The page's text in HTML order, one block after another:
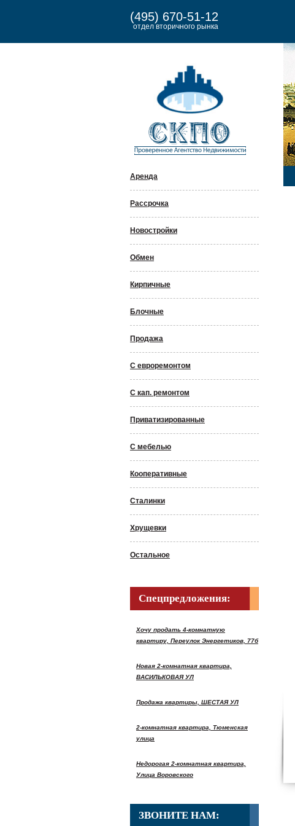
(495) 670-51-12
отдел вторичного рынка
Аренда
Рассрочка
Новостройки
Обмен
Кирпичные
Блочные
Продажа
С евроремонтом
С кап. ремонтом
Приватизированные
С мебелью
Кооперативные
Сталинки
Хрущевки
Остальное
Спецпредложения:
Хочу продать 4-комнатную
квартиру, Переулок Энергетиков, 77б
Новая 2-комнатная квартира,
ВАСИЛЬКОВАЯ УЛ
Продажа квартиры, ШЕСТАЯ УЛ
2-комнатная квартира, Тюменская
улица
Недорогая 2-комнатная квартира,
Улица Воровского
ЗВОНИТЕ НАМ: